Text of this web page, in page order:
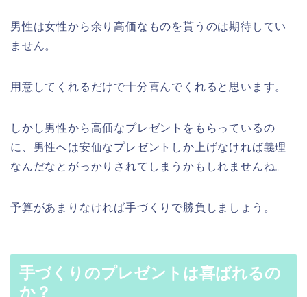
男性は女性から余り高価なものを貰うのは期待してい
ません。
用意してくれるだけで十分喜んでくれると思います。
しかし男性から高価なプレゼントをもらっているの
に、男性へは安価なプレゼントしか上げなければ義理
なんだなとがっかりされてしまうかもしれませんね。
予算があまりなければ手づくりで勝負しましょう。
手づくりのプレゼントは喜ばれるの
か？